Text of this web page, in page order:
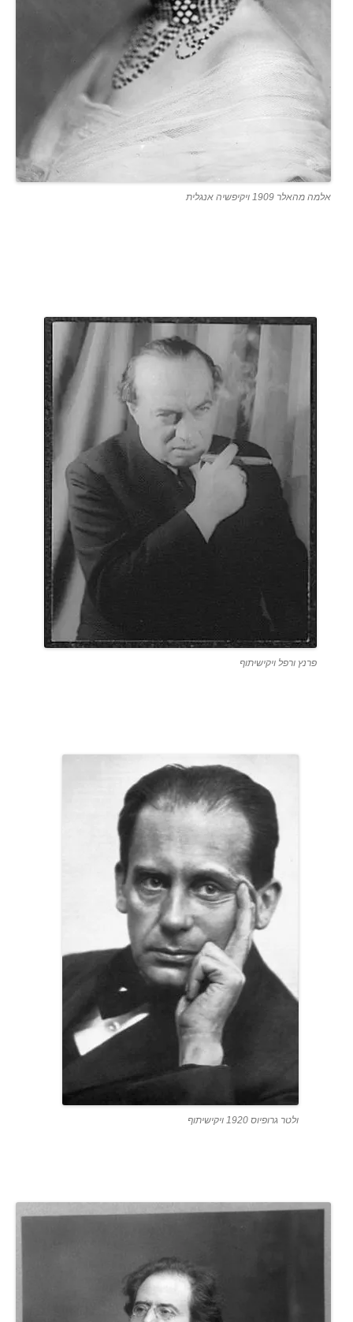
אלמה מהאלר 1909 ויקיפשיה אנגלית
פרנץ ורפל ויקישיתוף
ולטר גרופיוס 1920 ויקישיתוף